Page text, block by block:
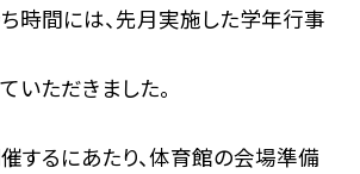
時間には、先月実施した学年行事
いただきました。
するにあたり、体育館の会場準備